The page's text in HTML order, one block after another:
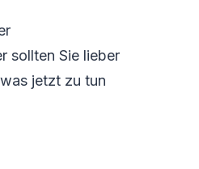
sollten Sie lieber
jetzt zu tun